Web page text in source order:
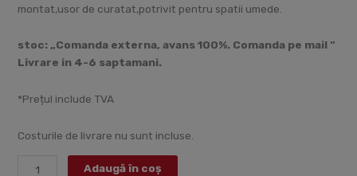
montat,usor de curatat,potrivit pentru spatii umede.
stoc: „Comanda externa, avans 100%. Comanda pe mail ”
Livrare in 4-6 saptamani.
*Prețul include TVA
Costurile de livrare nu sunt incluse.
Adaugă în coș